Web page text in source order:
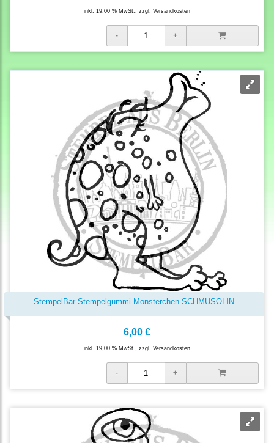
inkl. 19,00 % MwSt., zzgl. Versandkosten
StempelBar Stempelgummi Monsterchen SCHMUSOLIN
6,00 €
inkl. 19,00 % MwSt., zzgl. Versandkosten